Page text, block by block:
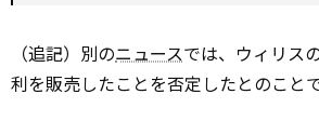
（追記）別のニュースでは、ウィリス
利を販売したことを否定したとのことで